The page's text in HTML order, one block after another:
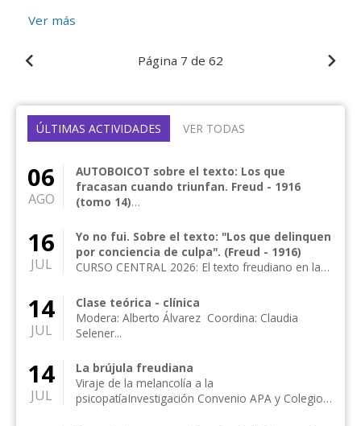
zoom
Ver más
Página 7 de 62
ÚLTIMAS ACTIVIDADES VER TODAS
06
AGO
AUTOBOICOT sobre el texto: Los que
fracasan cuando triunfan. Freud - 1916
(tomo 14)
clínica actual Curso central anual de frecuencia
me...
16
JUL
Yo no fui. Sobre el texto: "Los que delinquen
por conciencia de culpa". (Freud - 1916)
CURSO CENTRAL 2026: El texto freudiano en la
me...
14
JUL
Clase teórica - clínica
Modera: Alberto Álvarez Coordina: Claudia
Selener...
14
JUL
La brújula freudiana
Viraje de la melancolía a la
psicopatíaInvestigación Convenio APA y Colegio